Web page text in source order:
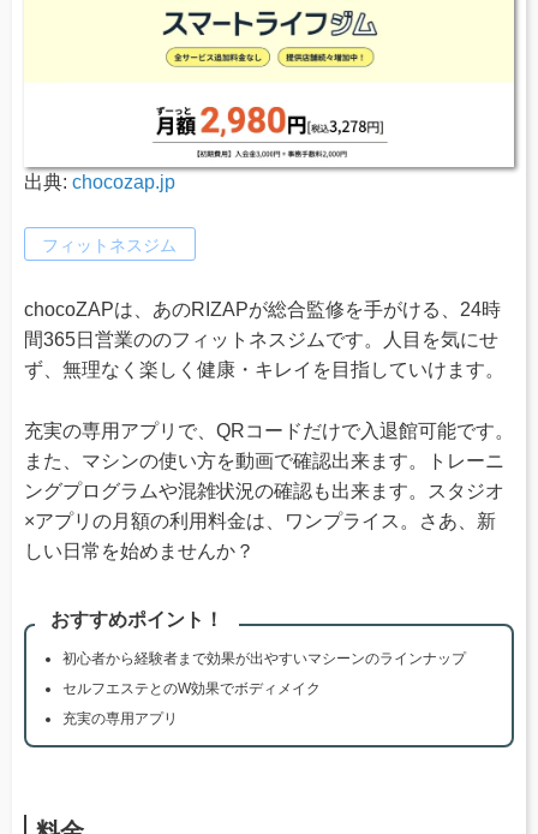
出典: chocozap.jp
フィットネスジム
chocoZAPは、あのRIZAPが総合監修を手がける、24時
間365日営業ののフィットネスジムです。人目を気にせ
ず、無理なく楽しく健康・キレイを目指していけます。
充実の専用アプリで、QRコードだけで入退館可能です。
また、マシンの使い方を動画で確認出来ます。トレーニ
ングプログラムや混雑状況の確認も出来ます。スタジオ
×アプリの月額の利用料金は、ワンプライス。さあ、新
しい日常を始めませんか？
おすすめポイント！
初心者から経験者まで効果が出やすいマシーンのラインナップ
セルフエステとのW効果でボディメイク
充実の専用アプリ